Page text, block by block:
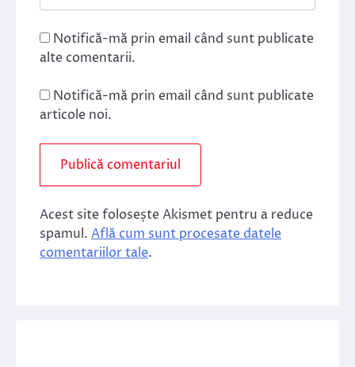
Notifică-mă prin email când sunt publicate
alte comentarii.
Notifică-mă prin email când sunt publicate
articole noi.
Acest site folosește Akismet pentru a reduce
spamul. Află cum sunt procesate datele
comentariilor tale.